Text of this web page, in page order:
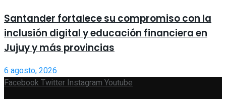
Santander fortalece su compromiso con la
inclusión digital y educación financiera en
Jujuy y más provincias
6 agosto, 2026
FacebookTwitterInstagramYoutube